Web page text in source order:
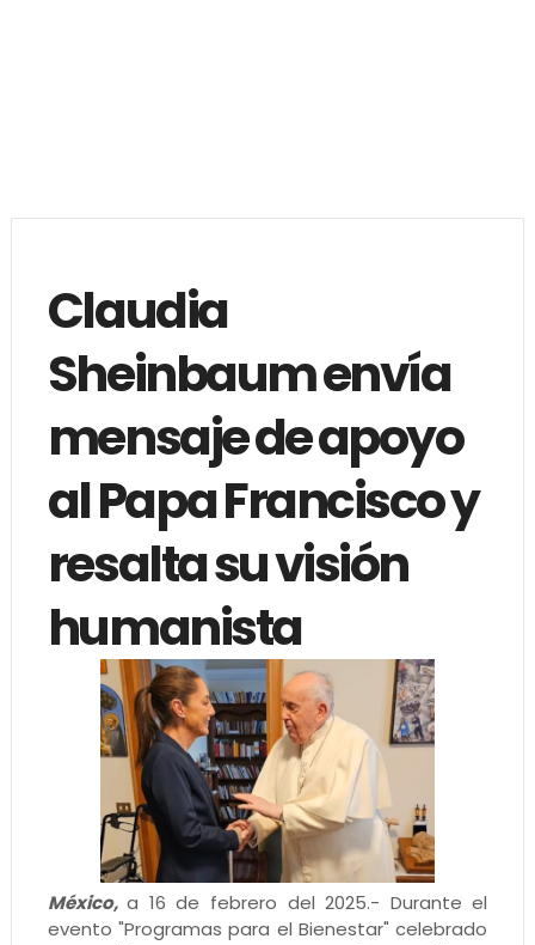
Claudia
Sheinbaum envía
mensaje de apoyo
al Papa Francisco y
resalta su visión
humanista
México,a 16 de febrero del 2025.- Durante el
evento "Programas para el Bienestar" celebrado